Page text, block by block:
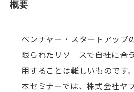
概要
ベンチャー・スタートアップ
限られたリソースで自社に合
用することは難しいものです。
本セミナーでは、株式会社ヤ